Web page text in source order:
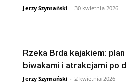
Jerzy Szymański - 30 kwietnia 2026
Rzeka Brda kajakiem:
biwakami i atrakcjami po
Jerzy Szymański - 2 kwietnia 2026